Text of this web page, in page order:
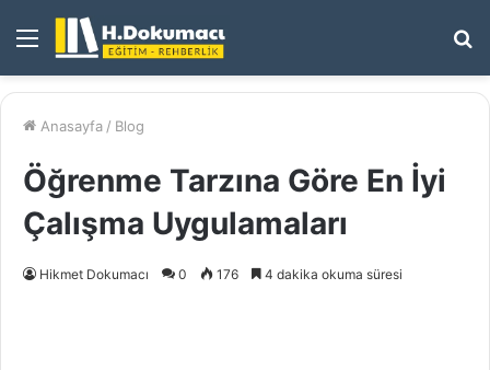
Menü
Anasayfa / Blog
Öğrenme Tarzına Göre En İyi
Çalışma Uygulamaları
Hikmet Dokumacı 0 176 4 dakika okuma süresi